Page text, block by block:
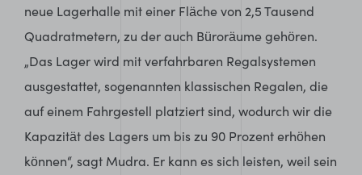
neue Lagerhalle mit einer Fläche von 2,5 Tausend
Quadratmetern, zu der auch Büroräume gehören.
„Das Lager wird mit verfahrbaren Regalsystemen
ausgestattet, sogenannten klassischen Regalen, die
auf einem Fahrgestell platziert sind, wodurch wir die
Kapazität des Lagers um bis zu 90 Prozent erhöhen
können“, sagt Mudra. Er kann es sich leisten, weil sein